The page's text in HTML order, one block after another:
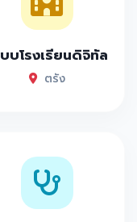
บโรงเรียนดิจิทัล
ตรัง